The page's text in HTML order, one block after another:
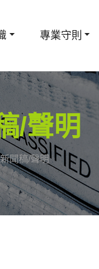
專業守則
/聲明
新聞稿/聲明